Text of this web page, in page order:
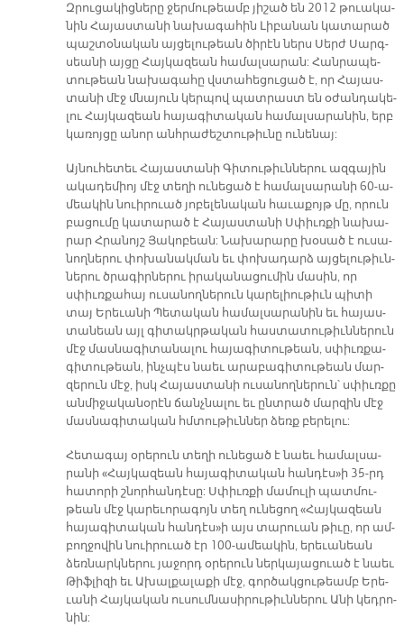
Զրու­ցա­կից­նե­րը ջեր­մու­թեամբ յի­շած են 2012 թուա­կա­
նին Հա­յաս­տա­նի նա­խա­գա­հին Լի­բա­նան կա­տա­րած
պաշ­տօ­նա­կան այ­ցե­լու­թեան ծի­րէն ներս Սերժ Սարգ­
սեա­նի այ­ցը Հայ­կա­զեան հա­մալ­սա­րան: Հան­րա­պե­
տու­թեան նա­խա­գա­հը վստա­հե­ցու­ցած է, որ Հա­յաս­
տա­նի մէջ մնա­յուն կեր­պով պատ­րաստ են օ­ժան­դա­կե­
լու Հայ­կա­զեան հա­յա­գի­տա­կան հա­մալ­սա­րա­նին, երբ
կա­ռոյ­ցը ա­նոր անհ­րա­ժեշ­տու­թիւ­նը ու­նե­նայ:
Այ­նու­հե­տեւ Հա­յաս­տա­նի Գի­տու­թիւն­նե­րու ազ­գա­յին
ա­կա­դե­միոյ մէջ տե­ղի ու­նե­ցած է հա­մալ­սա­րա­նի 60-ա­
մեա­կին նուի­րուած յո­բե­լե­նա­կան հա­ւա­քոյթ մը, ո­րուն
բա­ցու­մը կա­տա­րած է Հա­յաս­տա­նի Ս­­փիւռ­քի նա­խա­
րար Հրա­նոյշ Յա­կո­բեան: Նա­խա­րա­րը խօ­սած է ու­սա­
նող­նե­րու փո­խա­նակ­ման եւ փո­խա­դարձ այ­ցե­լու­թիւն­
նե­րու ծրա­գիր­նե­րու ի­րա­կա­նա­ցու­մին մա­սին, որ
սփիւռ­քա­հայ ու­սա­նող­նե­րուն կա­րե­լիու­թիւն պի­տի
տայ Ե­րե­ւա­նի Պե­տա­կան հա­մալ­սա­րա­նին եւ հա­յաս­
տա­նեան այլ գի­տակր­թա­կան հաս­տա­տու­թիւն­նե­րուն
մէջ մաս­նա­գի­տա­նա­լու հա­յա­գի­տու­թեան, սփիւռ­քա­
գի­տու­թեան, ինչ­պէս նաեւ ա­րա­բա­գի­տու­թեան մար­
զե­րուն մէջ, իսկ Հա­յաս­տա­նի ու­սա­նող­նե­րուն՝ սփիւռ­քը
ան­մի­ջա­կա­նօ­րէն ճանչ­նա­լու եւ ընտ­րած մար­զին մէջ
մաս­նա­գի­տա­կան հմտու­թիւն­ներ ձեռք բե­րե­լու:
Հե­տա­գայ օ­րե­րուն տե­ղի ու­նե­ցած է նաեւ հա­մալ­սա­
րա­նի «Հայ­կա­զեան հա­յա­գի­տա­կան հան­դէ­ս­»ի 35-րդ
հա­տո­րի շնոր­հան­դէ­սը: Սփիւռ­քի մա­մու­լի պատ­մու­
թեան մէջ կա­րե­ւո­րա­գոյն տեղ ու­նե­ցող «Հայ­կա­զեան
հա­յա­գի­տա­կա­ն հան­դէս»ի այս տա­րուան թի­ւը, որ ամ­
բող­ջո­վին նուի­րուած էր 100-ա­մեա­կին, ե­րե­ւա­նեան
ձեռ­նարկ­նե­րու յա­ջորդ օ­րե­րուն ներ­կա­յա­ցուած է նաեւ
Թիֆ­լի­զի եւ Ա­խալ­քա­լա­քի մէջ, գոր­ծակ­ցու­թեամբ Ե­րե­
ւա­նի Հայ­կա­կան ու­սում­նա­սի­րու­թիւն­նե­րու Ա­նի կեդ­րո­
նին: